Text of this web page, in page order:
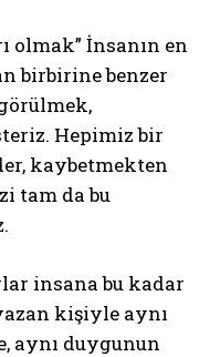
olmak” İnsanın en
birbirine benzer
Hepimiz bir
kaybetmekten
tam da bu
insana bu kadar
kişiyle aynı
aynı duygunun